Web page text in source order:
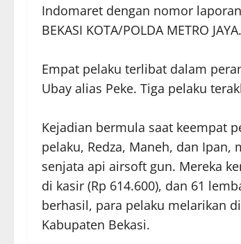
Indomaret dengan nomor laporan
BEKASI KOTA/POLDA METRO JAYA.
Empat pelaku terlibat dalam
Ubay alias Peke. Tiga pelaku
Kejadian bermula saat keempat
pelaku, Redza, Maneh, dan
senjata api airsoft gun. Mereka
di kasir (Rp 614.600), dan 61
berhasil, para pelaku melarikan
Kabupaten Bekasi.